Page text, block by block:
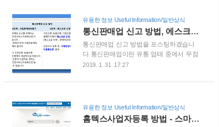
게 건네는 방식으로 주문을 하면 됩니다.
메뉴목록이 정리가 잘되어있기 때문에, 누
구나 쉽게 주문을 할 수 있게끔 ..
게 물품을 운송하기 위한 과정에서 여러가
지 제약이 생겼습니다. 개인 간의 거래가
아닌 국가 간의 거래이기 때문에 시간과
비용이 많이들 뿐만아니라 의사소통과 해
석에도 여러가지 차질이 생기게 되었습니
하고자 무역거래에 사용되는 정형거래 조
즈(Incoterms)입니다. 인코텀즈란
International Commercial Terms의 약자로
국내 및 국제거..
유용한 정보 Useful Information/일반상식
통신판매업 신고 방법, 에스크로 계좌만들기 - 인터넷 쇼핑몰, 스마트스토어 운영
통신판매업 신고 방법을 포스팅하겠습니
다.통신판매업이란 유통 업태 중에서 무점
포 판매의 하나로, 점포가 아닌 미디어를
이 편리한 소비자 통신수단으로 주문을 받
보시면 되겠습니다. 사업자가 인터넷으로
상품을 팔기위해서는 통신판매업 신고를
2019. 1. 31. 17:27
유용한 정보 Useful Information/일반상식
홈텍스사업자등록 방법 - 스마트스토어, 쇼핑몰, 블로그 판매 진행